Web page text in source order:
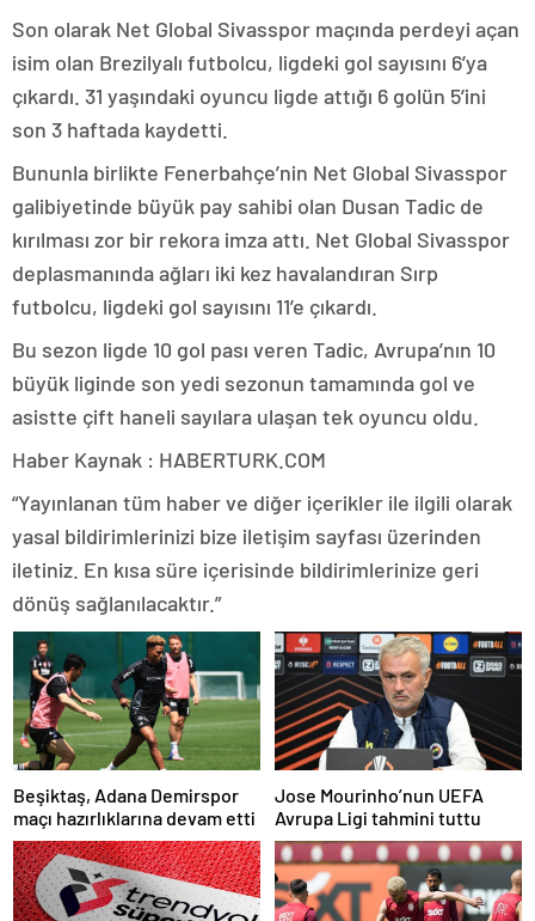
Son olarak Net Global Sivasspor maçında perdeyi açan
isim olan Brezilyalı futbolcu, ligdeki gol sayısını 6’ya
çıkardı. 31 yaşındaki oyuncu ligde attığı 6 golün 5’ini
son 3 haftada kaydetti.
Bununla birlikte Fenerbahçe’nin Net Global Sivasspor
galibiyetinde büyük pay sahibi olan Dusan Tadic de
kırılması zor bir rekora imza attı. Net Global Sivasspor
deplasmanında ağları iki kez havalandıran Sırp
futbolcu, ligdeki gol sayısını 11’e çıkardı.
Bu sezon ligde 10 gol pası veren Tadic, Avrupa’nın 10
büyük liginde son yedi sezonun tamamında gol ve
asistte çift haneli sayılara ulaşan tek oyuncu oldu.
Haber Kaynak : HABERTURK.COM
“Yayınlanan tüm haber ve diğer içerikler ile ilgili olarak
yasal bildirimlerinizi bize iletişim sayfası üzerinden
iletiniz. En kısa süre içerisinde bildirimlerinize geri
dönüş sağlanılacaktır.”
Beşiktaş, Adana Demirspor
maçı hazırlıklarına devam etti
Jose Mourinho’nun UEFA
Avrupa Ligi tahmini tuttu